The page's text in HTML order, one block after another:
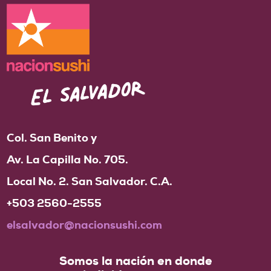
Nacionsushi: La fórmula mágica para
expandirse – Martes Financiero, La Prensa
Jul 27, 2018
Col. San Benito y
Av. La Capilla No. 705.
Local No. 2. San Salvador. C.A.
+503 2560-2555
elsalvador@nacionsushi.com
Somos la nación en donde